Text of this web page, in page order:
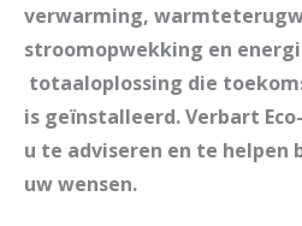
verwarming,
stroomopwekking en
totaaloplossing die
is geïnstalleerd. Verbart
u te adviseren en te helpen
uw wensen.